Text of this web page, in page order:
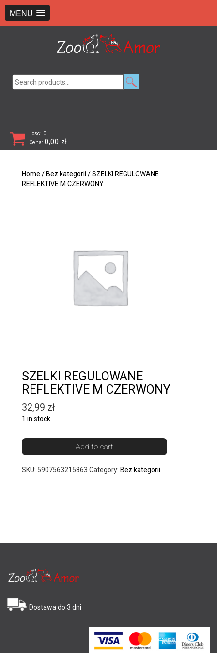
MENU
Ilosc: 0
Cena: 0,00 zł
Home / Bez kategorii / SZELKI REGULOWANE
REFLEKTIVE M CZERWONY
SZELKI REGULOWANE
REFLEKTIVE M CZERWONY
32,99 zł
1 in stock
Add to cart
SKU: 5907563215863 Category: Bez kategorii
Dostawa do 3 dni